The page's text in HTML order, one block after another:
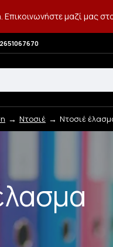
μαζί μας
2651067670
Ντοσιέ Ντοσιέ